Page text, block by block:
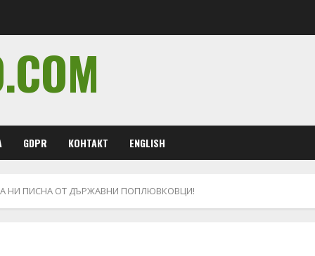
GDPR КОНТАКТ ENGLISH
НИ ПИСНА ОТ ДЪРЖАВНИ ПОПЛЮВКОВЦИ!